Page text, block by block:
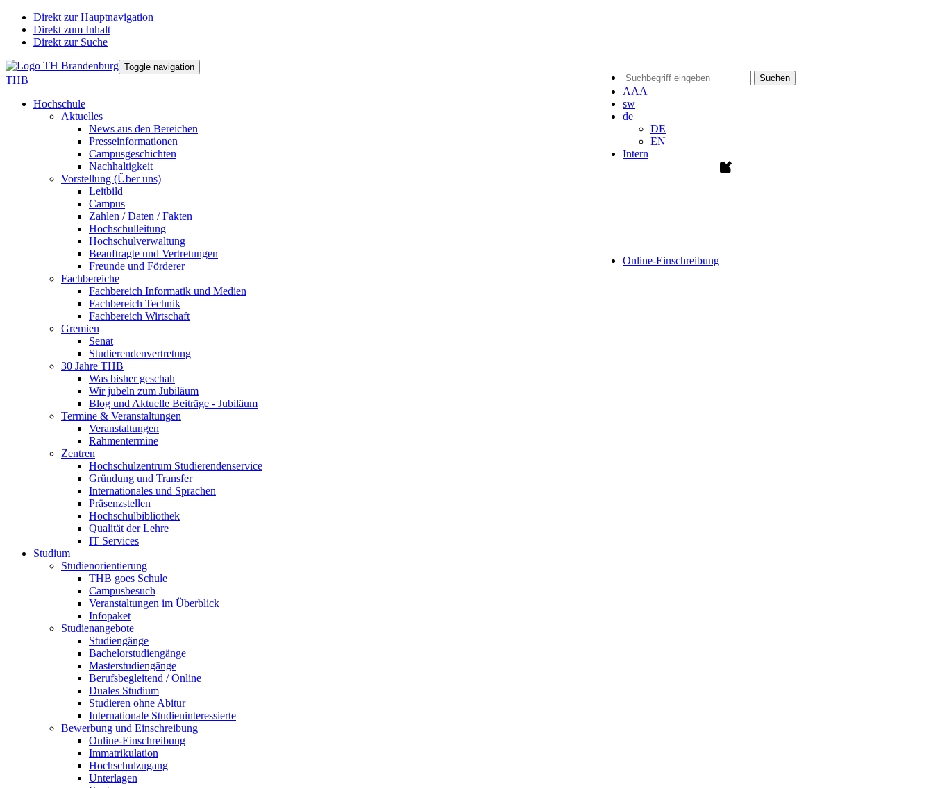
Direkt zur Hauptnavigation
Direkt zum Inhalt
Direkt zur Suche
Suchen
AAA
sw
de
DE
EN
Intern
Online-Einschreibung
Toggle navigation
THB
Hochschule
Aktuelles
News aus den Bereichen
Presseinformationen
Campusgeschichten
Nachhaltigkeit
Vorstellung (Über uns)
Leitbild
Campus
Zahlen / Daten / Fakten
Hochschulleitung
Hochschulverwaltung
Beauftragte und Vertretungen
Freunde und Förderer
Fachbereiche
Fachbereich Informatik und Medien
Fachbereich Technik
Fachbereich Wirtschaft
Gremien
Senat
Studierendenvertretung
30 Jahre THB
Was bisher geschah
Wir jubeln zum Jubiläum
Blog und Aktuelle Beiträge - Jubiläum
Termine & Veranstaltungen
Veranstaltungen
Rahmentermine
Zentren
Hochschulzentrum Studierendenservice
Gründung und Transfer
Internationales und Sprachen
Präsenzstellen
Hochschulbibliothek
Qualität der Lehre
IT Services
Studium
Studienorientierung
THB goes Schule
Campusbesuch
Veranstaltungen im Überblick
Infopaket
Studienangebote
Studiengänge
Bachelorstudiengänge
Masterstudiengänge
Berufsbegleitend / Online
Duales Studium
Studieren ohne Abitur
Internationale Studieninteressierte
Bewerbung und Einschreibung
Online-Einschreibung
Immatrikulation
Hochschulzugang
Unterlagen